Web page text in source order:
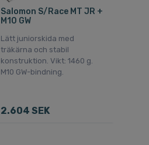
Salomon S/Race MT JR +
M10 GW
Lätt juniorskida med
träkärna och stabil
konstruktion. Vikt: 1460 g.
M10 GW-bindning.
2.604 SEK